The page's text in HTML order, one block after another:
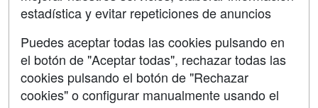
Grupo formazion:
estadística y evitar repeticiones de anuncios
Puedes aceptar todas las cookies pulsando en
el botón de "Aceptar todas", rechazar todas las
cookies pulsando el botón de "Rechazar
cookies" o configurar manualmente usando el